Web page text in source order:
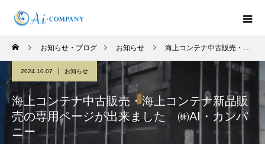
お知らせ・ブログ お知らせ 海上コンテナ中古販売・海上コンテナ新品販売の専用ページが出来ました ㈱AI・カンパニー
2024.10.07 お知らせ
海上コンテナ中古販売・海上コンテナ新品販
売の専用ページが出来ました ㈱AI・カンパ
ニー